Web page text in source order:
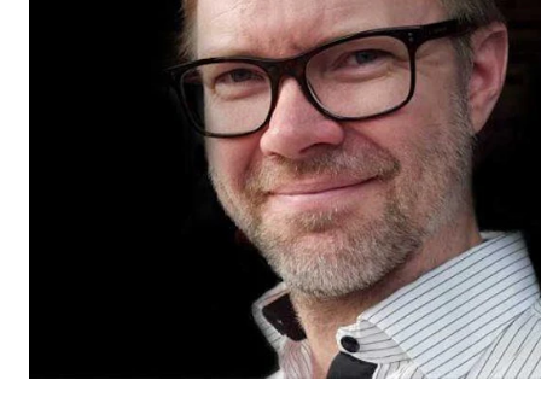
Studentutvalet SUT (student.nmh.no)